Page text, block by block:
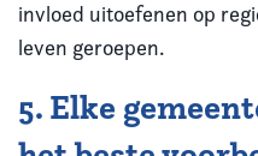
invloed uitoefenen op
leven geroepen.
5. Elke